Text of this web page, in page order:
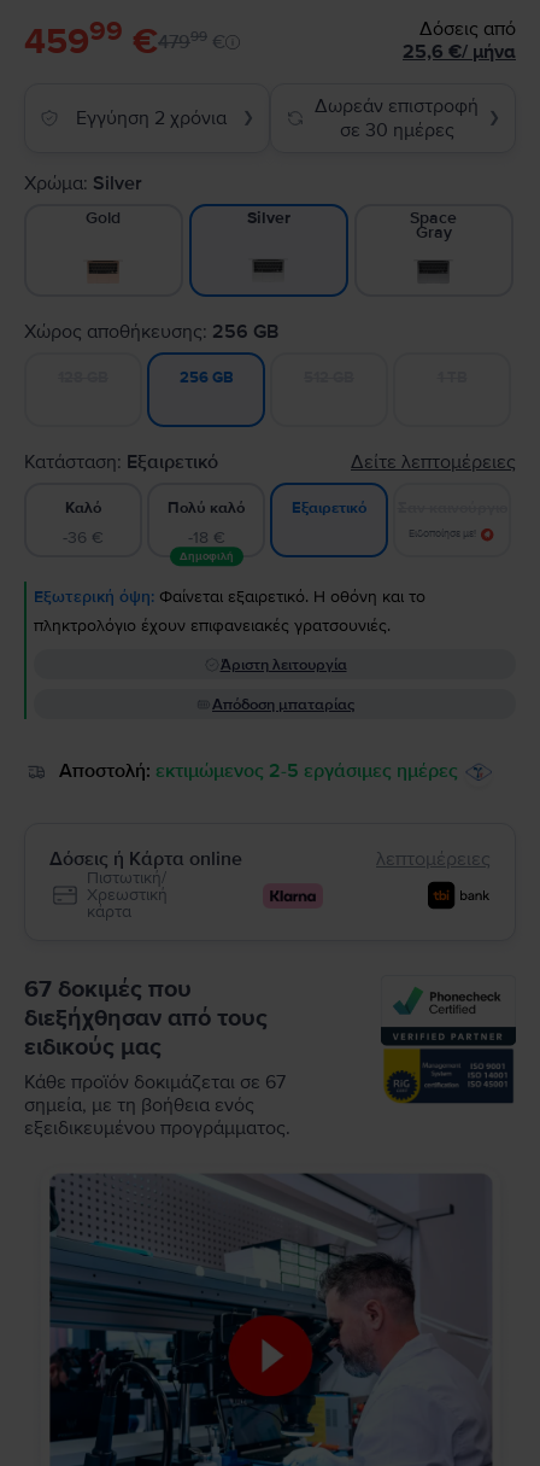
45999 €47999 €
Δόσεις από
25,6 €/ μήνα
Εγγύηση 2 χρόνια ❯
Δωρεάν επιστροφή
σε 30 ημέρες
❯
Χρώμα: Silver
Gold Silver Space
Gray
Χώρος αποθήκευσης: 256 GB
256 GB
Κατάσταση: Εξαιρετικό Δείτε λεπτομέρειες
Καλό
-36 €
Πολύ καλό
-18 €
Δημοφιλή
Εξαιρετικό
Ειδοποίησε με!
Εξωτερική όψη: Φαίνεται εξαιρετικό. Η οθόνη και το
πληκτρολόγιο έχουν επιφανειακές γρατσουνιές.
Άριστη λειτουργία
Απόδοση μπαταρίας
Αποστολή: εκτιμώμενος 2-5 εργάσιμες ημέρες
Δόσεις ή Κάρτα online λεπτομέρειες
Πιστωτική/
Χρεωστική
κάρτα
67 δοκιμές που
διεξήχθησαν από τους
ειδικούς μας
Κάθε προϊόν δοκιμάζεται σε 67
σημεία, με τη βοήθεια ενός
εξειδικευμένου προγράμματος.